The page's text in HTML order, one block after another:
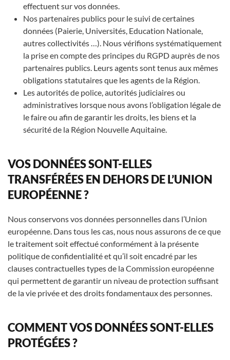
effectuent sur vos données.
Nos partenaires publics pour le suivi de certaines
données (Paierie, Universités, Education Nationale,
autres collectivités …). Nous vérifions systématiquement
la prise en compte des principes du RGPD auprès de nos
partenaires publics. Leurs agents sont tenus aux mêmes
obligations statutaires que les agents de la Région.
Les autorités de police, autorités judiciaires ou
administratives lorsque nous avons l’obligation légale de
le faire ou afin de garantir les droits, les biens et la
sécurité de la Région Nouvelle Aquitaine.
VOS DONNÉES SONT-ELLES
TRANSFÉRÉES EN DEHORS DE L’UNION
EUROPÉENNE ?
Nous conservons vos données personnelles dans l’Union
européenne. Dans tous les cas, nous nous assurons de ce que
le traitement soit effectué conformément à la présente
politique de confidentialité et qu’il soit encadré par les
clauses contractuelles types de la Commission européenne
qui permettent de garantir un niveau de protection suffisant
de la vie privée et des droits fondamentaux des personnes.
COMMENT VOS DONNÉES SONT-ELLES
PROTÉGÉES ?